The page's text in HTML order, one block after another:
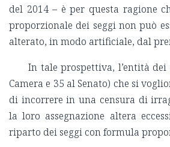
del 2014 – è per questa ragione
proporzionale dei seggi non può
alterato, in modo artificiale, dal
In tale prospettiva, l’entità
Camera e 35 al Senato) che si
di incorrere in una censura di
la loro assegnazione altera
riparto dei seggi con formula